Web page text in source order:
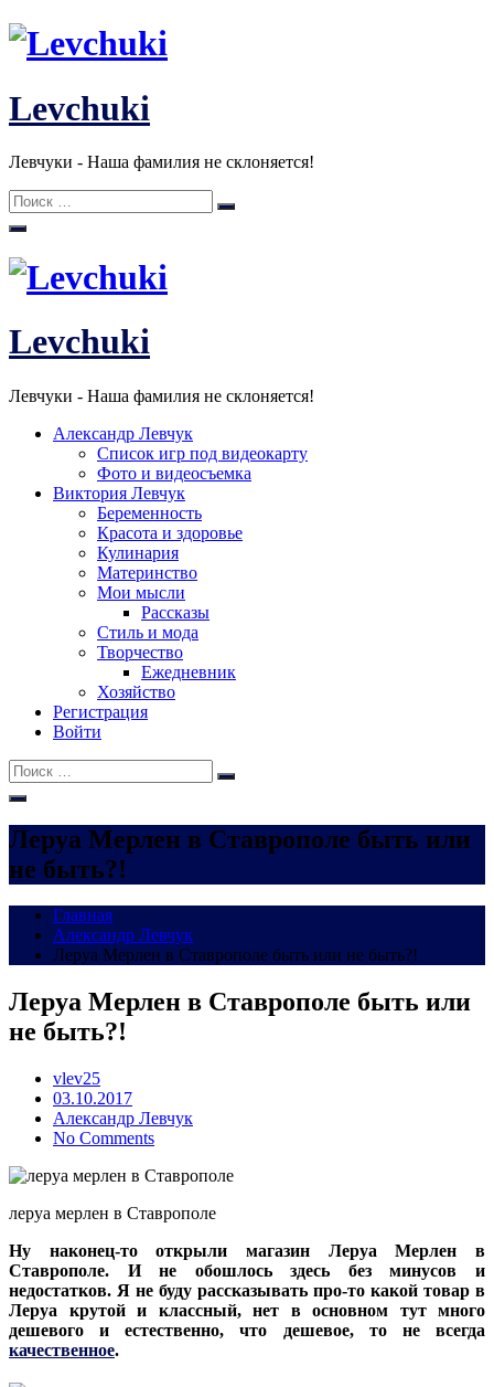
Перейти
Levchuki
Левчуки - Наша фамилия не склоняется!
Поиск:
Поиск
Levchuki
Левчуки - Наша фамилия не склоняется!
Александр Левчук
Список игр под видеокарту
Фото и видеосъемка
Виктория Левчук
Беременность
Красота и здоровье
Кулинария
Материнство
Мои мысли
Рассказы
Стиль и мода
Творчество
Ежедневник
Хозяйство
Регистрация
Войти
Поиск:
Поиск
Леруа Мерлен в Ставрополе быть или
не быть?!
Главная
Александр Левчук
Леруа Мерлен в Ставрополе быть или не быть?!
Леруа Мерлен в Ставрополе быть или
не быть?!
vlev25
Posted
on
03.10.2017
Александр Левчук
No Comments
леруа мерлен в Ставрополе
Ну наконец-то открыли магазин Леруа Мерлен в
Ставрополе. И не обошлось здесь без минусов и
недостатков. Я не буду рассказывать про-то какой товар в
Леруа крутой и классный, нет в основном тут много
дешевого и естественно, что дешевое, то не всегда
качественное.